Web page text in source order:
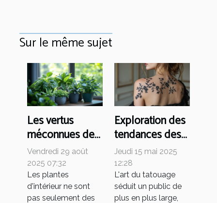
Sur le même sujet
Les vertus
méconnues des
plantes
d'intérieur
Vendredi 29 août
2025 07:32
Les plantes
d'intérieur ne sont
pas seulement des
Exploration des
tendances des
tatouages
minimalistes
pour femmes
Jeudi 15 mai 2025
12:28
L'art du tatouage
séduit un public de
plus en plus large,